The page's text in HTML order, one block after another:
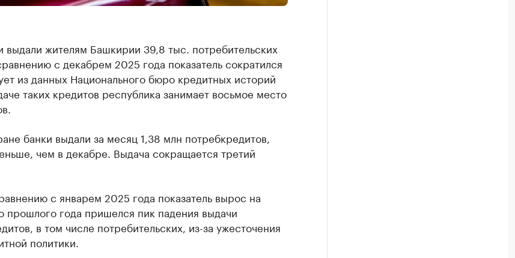
выдали жителям Башкирии 39,8 тыс. потребительских
с декабрем 2025 года показатель сократился
из данных Национального бюро кредитных историй
таких кредитов республика занимает восьмое место
банки выдали за месяц 1,38 млн потребкредитов,
чем в декабре. Выдача сокращается третий
с январем 2025 года показатель вырос на
прошлого года пришелся пик падения выдачи
в том числе потребительских, из-за ужесточения
политики.